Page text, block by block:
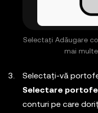
Selectați Adăugare
mai
Selectați-vă
Selectare
conturi pe care